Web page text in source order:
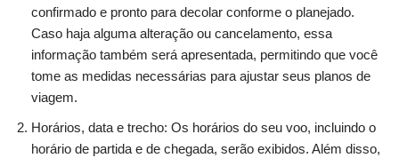
confirmado e pronto para decolar conforme o planejado.
Caso haja alguma alteração ou cancelamento, essa
informação também será apresentada, permitindo que você
tome as medidas necessárias para ajustar seus planos de
viagem.
Horários, data e trecho: Os horários do seu voo, incluindo o
horário de partida e de chegada, serão exibidos. Além disso,